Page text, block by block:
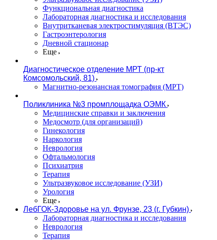
Функциональная диагностика
Лабораторная диагностика и исследования
Внутритканевая электростимуляция (ВТЭС)
Гастроэнтерология
Дневной стационар
Еще
Диагностическое отделение МРТ (пр-кт
Комсомольский, 81)
Магнитно-резонансная томография (МРТ)
Поликлиника №3 промплощадка ОЭМК
Медицинские справки и заключения
Медосмотр (для организаций)
Гинекология
Наркология
Неврология
Офтальмология
Психиатрия
Терапия
Ультразвуковое исследование (УЗИ)
Урология
Еще
ЛебГОК-Здоровье на ул. Фрунзе, 23 (г. Губкин)
Лабораторная диагностика и исследования
Неврология
Терапия